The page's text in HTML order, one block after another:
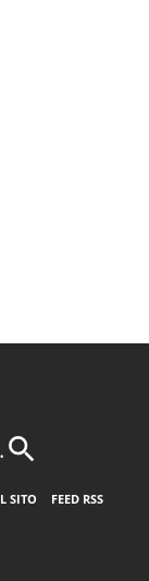
SITO
FEED RSS